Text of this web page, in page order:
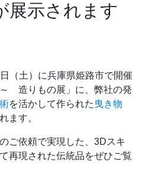
展示されます
（土）に兵庫県姫路市で開催
造りもの展」に、弊社の発
を活かして作られた 曳き物
ます。
ご依頼で実現した、3Dスキ
再現された伝統品をぜひご覧